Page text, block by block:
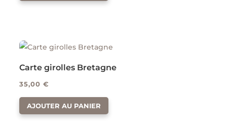
Carte girolles Bretagne
35,00€
AJOUTER AU PANIER